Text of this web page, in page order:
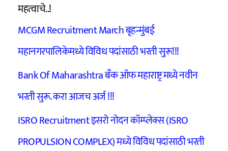
महत्वाचे..!
MCGM Recruitment March बृहन्मुंबई
महानगरपालिकेमध्ये विविध पदांसाठी भरती सुरू!!!
Bank Of Maharashtra बँक ऑफ महाराष्ट्र मध्ये नवीन
भरती सुरू. करा आजच अर्ज !!!
ISRO Recruitment इसरो नोदन कॉम्प्लेक्स (ISRO
PROPULSION COMPLEX) मध्ये विविध पदांसाठी भरती